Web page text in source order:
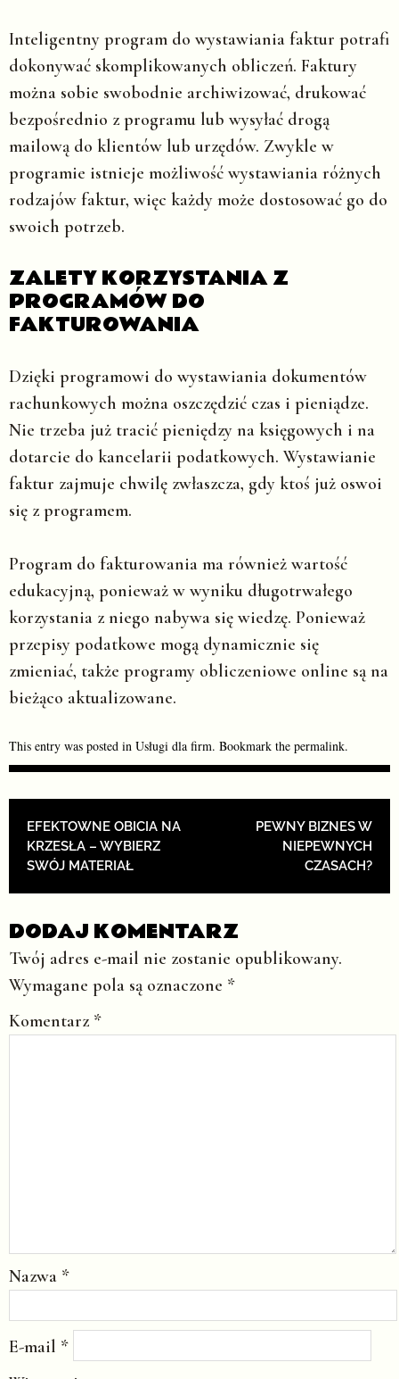
Inteligentny program do wystawiania faktur potrafi
dokonywać skomplikowanych obliczeń. Faktury
można sobie swobodnie archiwizować, drukować
bezpośrednio z programu lub wysyłać drogą
mailową do klientów lub urzędów. Zwykle w
programie istnieje możliwość wystawiania różnych
rodzajów faktur, więc każdy może dostosować go do
swoich potrzeb.
ZALETY KORZYSTANIA Z
PROGRAMÓW DO
FAKTUROWANIA
Dzięki programowi do wystawiania dokumentów
rachunkowych można oszczędzić czas i pieniądze.
Nie trzeba już tracić pieniędzy na księgowych i na
dotarcie do kancelarii podatkowych. Wystawianie
faktur zajmuje chwilę zwłaszcza, gdy ktoś już oswoi
się z programem.
Program do fakturowania ma również wartość
edukacyjną, ponieważ w wyniku długotrwałego
korzystania z niego nabywa się wiedzę. Ponieważ
przepisy podatkowe mogą dynamicznie się
zmieniać, także programy obliczeniowe online są na
bieżąco aktualizowane.
This entry was posted in Usługi dla firm. Bookmark the permalink.
POST NAVIGATION
EFEKTOWNE OBICIA NA
KRZESŁA – WYBIERZ
SWÓJ MATERIAŁ
PEWNY BIZNES W
NIEPEWNYCH
CZASACH?
DODAJ KOMENTARZ
Twój adres e-mail nie zostanie opublikowany.
Wymagane pola są oznaczone *
Komentarz *
Nazwa *
E-mail *